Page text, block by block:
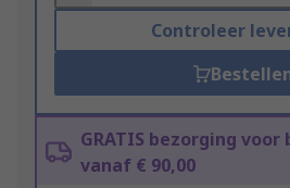
Controleer
GRATIS bezorging
vanaf € 90,00